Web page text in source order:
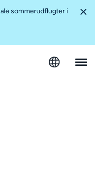
sommerudflugter i